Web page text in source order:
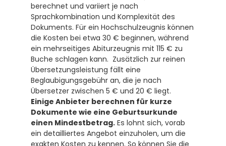
berechnet und variiert je nach
Sprachkombination und Komplexität des
Dokuments. Für ein Hochschulzeugnis können
die Kosten bei etwa 30 € beginnen, während
ein mehrseitiges Abiturzeugnis mit 115 € zu
Buche schlagen kann.  Zusätzlich zur reinen
Übersetzungsleistung fällt eine
Beglaubigungsgebühr an, die je nach
Einige Anbieter berechnen für kurze
Dokumente wie eine Geburtsurkunde
einen Mindestbetrag. Es lohnt sich, vorab
ein detailliertes Angebot einzuholen, um die
exakten Kosten zu kennen. So können Sie die